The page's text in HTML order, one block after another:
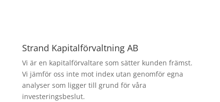
Strand Kapitalförvaltning AB
Vi är en kapitalförvaltare som sätter kunden främst.
Vi jämför oss inte mot index utan genomför egna
analyser som ligger till grund för våra
investeringsbeslut.